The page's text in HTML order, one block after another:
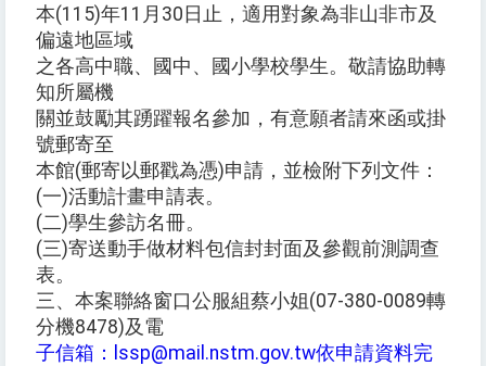
本(115)年11月30日止，適用對象為非山非市及
偏遠地區域
之各高中職、國中、國小學校學生。敬請協助轉
知所屬機
關並鼓勵其踴躍報名參加，有意願者請來函或掛
號郵寄至
本館(郵寄以郵戳為憑)申請，並檢附下列文件：
(一)活動計畫申請表。
(二)學生參訪名冊。
(三)寄送動手做材料包信封封面及參觀前測調查
表。
三、本案聯絡窗口公服組蔡小姐(07-380-0089轉
分機8478)及電
子信箱：lssp@mail.nstm.gov.tw依申請資料完